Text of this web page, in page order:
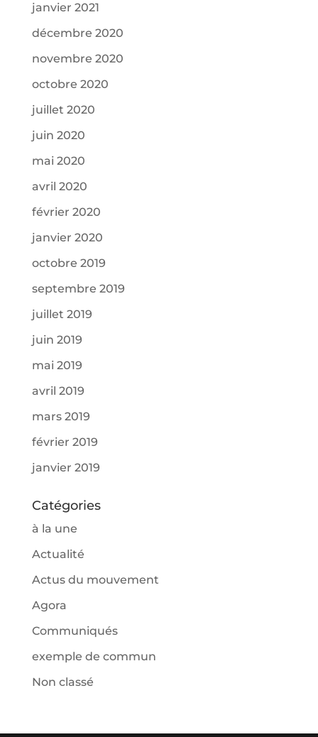
janvier 2021
décembre 2020
novembre 2020
octobre 2020
juillet 2020
juin 2020
mai 2020
avril 2020
février 2020
janvier 2020
octobre 2019
septembre 2019
juillet 2019
juin 2019
mai 2019
avril 2019
mars 2019
février 2019
janvier 2019
Catégories
à la une
Actualité
Actus du mouvement
Agora
Communiqués
exemple de commun
Non classé